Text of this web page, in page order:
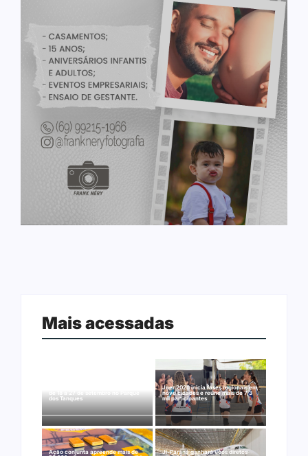
Mais acessadas
de 18 a 27 de setembro no Parque
dos Tanques
Joer 2026 inicia fases regionais em
nove cidades e reúne mais de 7,3
mil participantes
Ação conjunta apreende mais de
Ji-Paraná ganhará voos diretos